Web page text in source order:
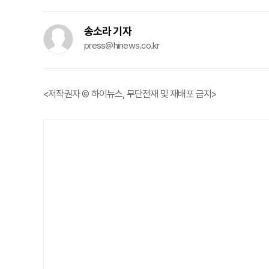
송소라 기자
press@hinews.co.kr
<저작권자 © 하이뉴스, 무단전재 및 재배포 금지>